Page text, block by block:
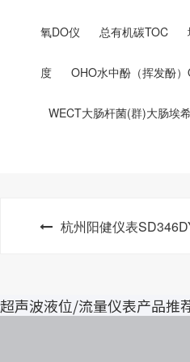
氧DO仪 总有机碳TOC
度 OHO水中酚（挥发酚
WECT大肠杆菌(群)大肠埃
杭州阳健仪表
超声波液位/流量仪表产品推